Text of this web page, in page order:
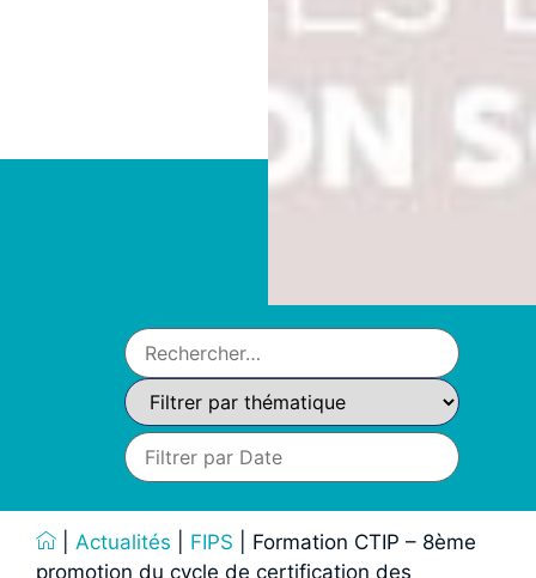
Actualités FIPS
Formation CTIP – 8ème
promotion du cycle de certification des